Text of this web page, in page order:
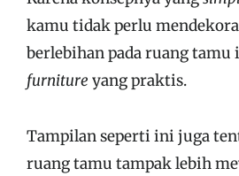
kamu tidak perlu
berlebihan pada ruang
furniture yang praktis.
Tampilan seperti ini juga
ruang tamu tampak lebih